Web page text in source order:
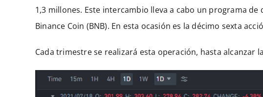
1,3 millones. Este intercambio lleva a cabo un programa
Binance Coin (BNB). En esta ocasión es la décimo sexta
Cada trimestre se realizará esta operación, hasta alcanzar